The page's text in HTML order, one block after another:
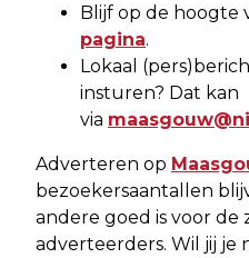
Blijf op de hoogte
pagina.
Lokaal
insturen? Dat kan
via
Adverteren op
bezoekersaantallen
andere goed is voor de
adverteerders. Wil jij je